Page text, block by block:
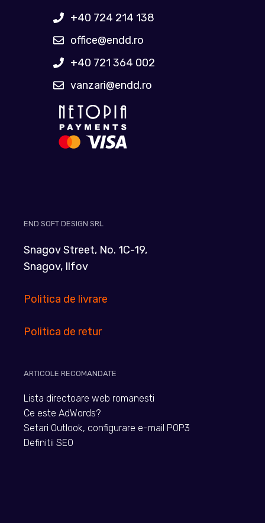
+40 724 214 138
office@endd.ro
+40 721 364 002
vanzari@endd.ro
END SOFT DESIGN SRL
Snagov Street, No. 1C-19,
Snagov, Ilfov
Politica de livrare
Politica de retur
ARTICOLE RECOMANDATE
Lista directoare web romanesti
Ce este AdWords?
Setari Outlook, configurare e-mail POP3
Definitii SEO